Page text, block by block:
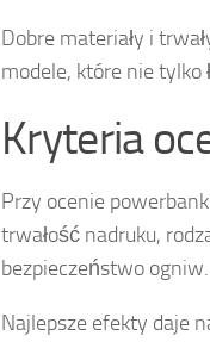
Dobre materiały i
modele, które nie tylko
Kryteria
Przy ocenie
trwałość nadruku,
bezpieczeństwo ogniw.
Najlepsze efekty daje